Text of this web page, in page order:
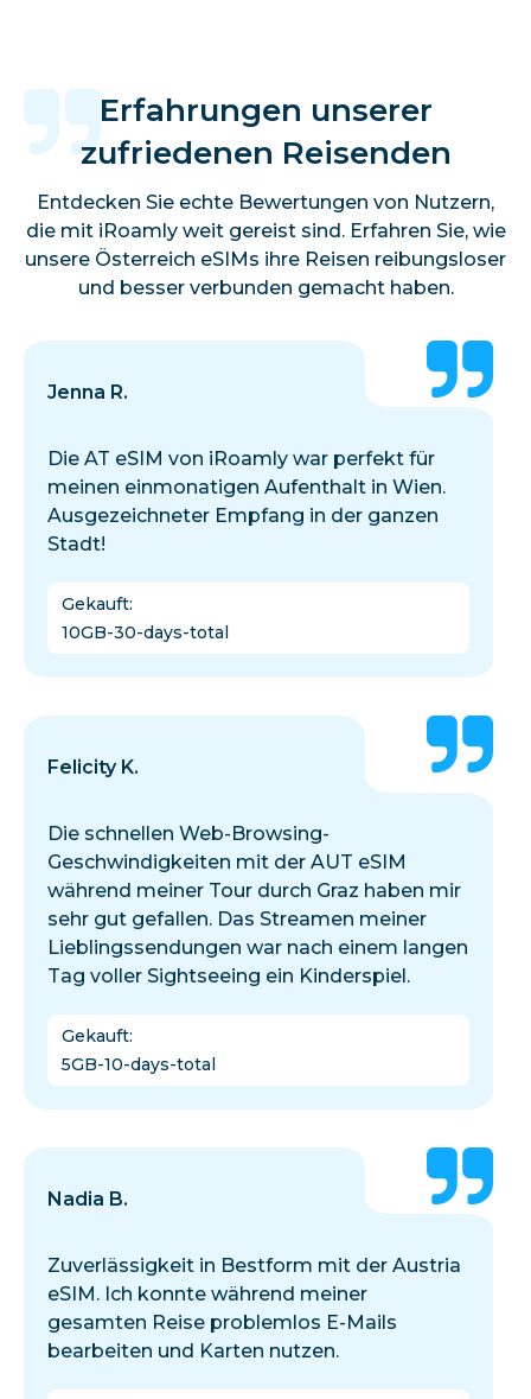
Erfahrungen unserer
zufriedenen Reisenden
Entdecken Sie echte Bewertungen von Nutzern,
die mit iRoamly weit gereist sind. Erfahren Sie, wie
unsere Österreich eSIMs ihre Reisen reibungsloser
und besser verbunden gemacht haben.
Jenna R.
Die AT eSIM von iRoamly war perfekt für
meinen einmonatigen Aufenthalt in Wien.
Ausgezeichneter Empfang in der ganzen
Stadt!
Gekauft:
10GB-30-days-total
Felicity K.
Die schnellen Web-Browsing-
Geschwindigkeiten mit der AUT eSIM
während meiner Tour durch Graz haben mir
sehr gut gefallen. Das Streamen meiner
Lieblingssendungen war nach einem langen
Tag voller Sightseeing ein Kinderspiel.
Gekauft:
5GB-10-days-total
Nadia B.
Zuverlässigkeit in Bestform mit der Austria
eSIM. Ich konnte während meiner
gesamten Reise problemlos E-Mails
bearbeiten und Karten nutzen.